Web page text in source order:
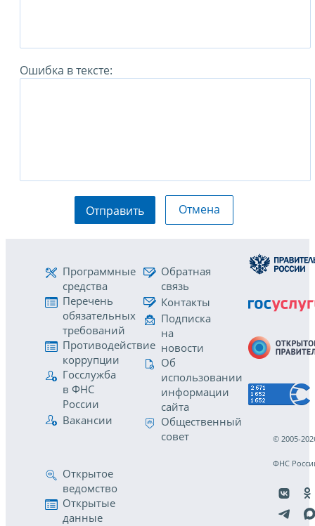
Ошибка в тексте:
Отправить Отмена
Программные
средства
Перечень
обязательных
требований
Противодействие
коррупции
Госслужба
в ФНС
России
Вакансии
Обратная
связь
Контакты
Подписка
на
новости
Об
использовании
информации
сайта
Общественный
совет
Открытое
ведомство
Открытые
данные
© 2005-
ФНС